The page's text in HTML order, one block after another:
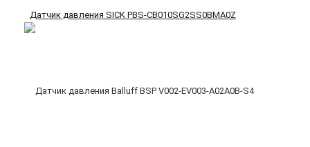
Датчик давления SICK PBS-CB010SG2SS0BMA0Z